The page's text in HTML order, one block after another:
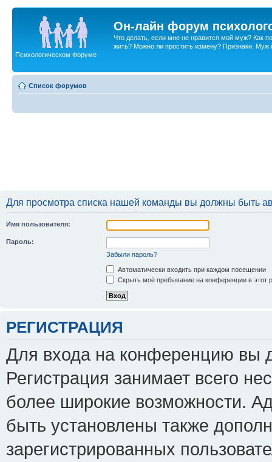
Он-лайн форум
Что делать, если мне не нравится мой муж? Как
жить? Можно ли простить измену? Признаки. Муж
Психологическом Форуме
Список форумов
Для просмотра списка нашей команды вы должны быть
Имя пользователя:
Пароль:
Забыли пароль?
Автоматически входить при каждом посещении
Скрыть моё пребывание на конференции в этот
РЕГИСТРАЦИЯ
Для входа на конференцию вы
Регистрация занимает всего
более широкие возможности.
быть установлены также
зарегистрированных